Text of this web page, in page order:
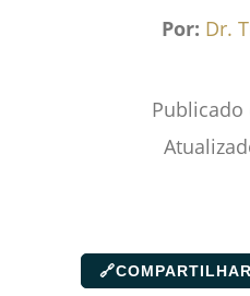
Por: Dr.
Publicado
🔗COMPARTILHAR